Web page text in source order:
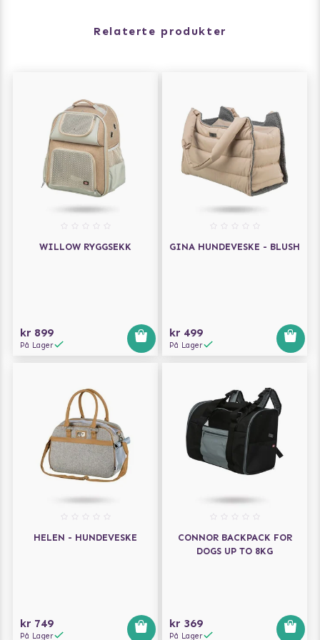
Relaterte produkter
WILLOW RYGGSEKK
kr 899
På Lager
GINA HUNDEVESKE - BLUSH
kr 499
På Lager
HELEN - HUNDEVESKE
kr 749
På Lager
CONNOR BACKPACK FOR
DOGS UP TO 8KG
kr 369
På Lager